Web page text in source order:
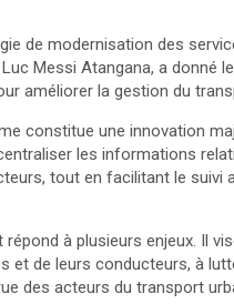
de modernisation des
Messi Atangana, a donné
améliorer la gestion du
constitue une innovation
les informations
tout en facilitant le
à plusieurs enjeux. Il
et de leurs conducteurs, à
des acteurs du transport